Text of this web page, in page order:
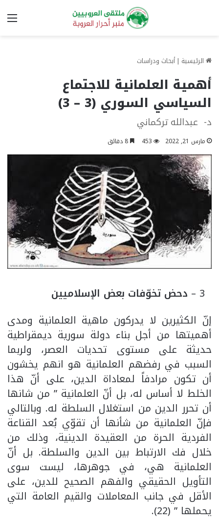
الرئيسية | أبحاث ودراسات
أهمية العلمانية للاجتماع
السياسي السوري (3 – 3)
د- عبدالله تركماني
مارس 21, 2022 453
دحض تخوّفات بعض الإسلاميين
إنّ الكثيرين لا يدركون ماهية العلمانية ومدى
أهميتها من أجل بناء دولة سورية ديمقراطية
حديثة على مستوى تحديات العصر، ولربما
السبب في رفضهم العلمانية هو انهم يخشون
أن تكون مرادفاً لمعاداة الدين، على أنّ هذا
الخلط لا أساس له، بل أنّ العلمانية ” من شانها
أن تحرر الدين من استغلال السلطة له. وبالتالي
فإنّ العلمانية من شأنها أن تقوّي بُعد القناعة
الفردية الحرة من العقيدة الدينية، وذلك من
خلال فك الارتباط بين الدين والسلطة. بل أنّ
العلمانية هي، في جوهرها، ليست سوى
التأويل الحقيقي والفهم الصحيح للدين، على
الأقل في جانب المعاملات والقيم العامة التي
يحملها ” (22).